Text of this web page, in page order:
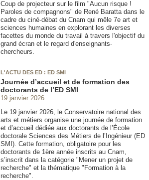
Coup de projecteur sur le film "Aucun risque !
Paroles de compagnons" de René Baratta dans le
cadre du ciné-débat du Cnam qui mêle 7e art et
sciences humaines en explorant les diverses
facettes du monde du travail à travers l'objectif du
grand écran et le regard d'enseignants-
chercheurs.
L'ACTU DES ED : ED SMI
Journée d’accueil et de formation des
doctorants de l’ED SMI
19 janvier 2026
Le 19 janvier 2026, le Conservatoire national des
arts et métiers organise une journée de formation
et d’accueil dédiée aux doctorants de l’École
doctorale Sciences des Métiers de l’Ingénieur (ED
SMI). Cette formation, obligatoire pour les
doctorants de 1ère année inscrits au Cnam,
s’inscrit dans la catégorie "Mener un projet de
recherche" et la thématique "Formation à la
recherche".